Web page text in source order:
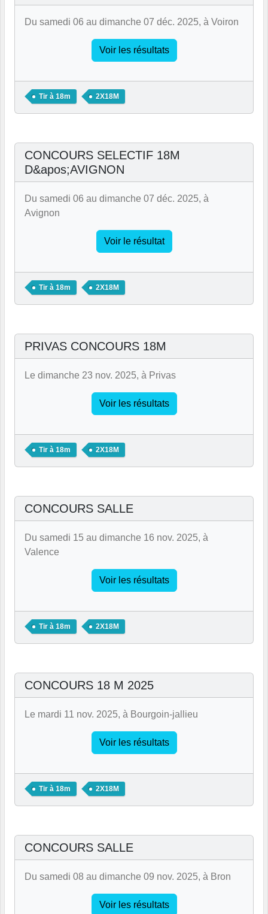
Du samedi 06 au dimanche 07 déc. 2025, à Voiron
Voir les résultats
Tir à 18m 2X18M
CONCOURS SELECTIF 18M
D&apos;AVIGNON
Du samedi 06 au dimanche 07 déc. 2025, à
Avignon
Voir le résultat
Tir à 18m 2X18M
PRIVAS CONCOURS 18M
Le dimanche 23 nov. 2025, à Privas
Voir les résultats
Tir à 18m 2X18M
CONCOURS SALLE
Du samedi 15 au dimanche 16 nov. 2025, à
Valence
Voir les résultats
Tir à 18m 2X18M
CONCOURS 18 M 2025
Le mardi 11 nov. 2025, à Bourgoin-jallieu
Voir les résultats
Tir à 18m 2X18M
CONCOURS SALLE
Du samedi 08 au dimanche 09 nov. 2025, à Bron
Voir les résultats